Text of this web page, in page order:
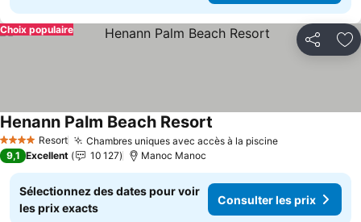
Partager
Choix populaire
4 Étoiles Resort Chambres uniques avec accès à la piscineConsulter
Henann Palm Beach Resort
9,1 Excellent 10 127 Manoc Manoc
Sélectionnez des dates pour voir
les prix exacts
Consulter les prix